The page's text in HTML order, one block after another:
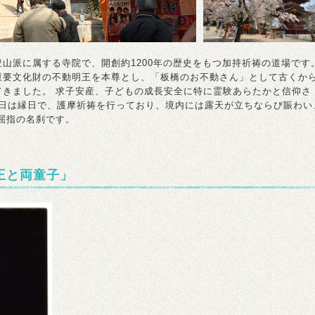
派に属する寺院で、開創約1200年の歴史をもつ加持祈祷の道場です
文化財の不動明王を本尊とし、「板橋のお不動さん」として古くか
ました。 求子安産、子どもの成長安全に特に霊験あらたかと信仰さ
は縁日で、護摩祈祷を行っており、境内には露天が立ちならび賑わい
の名刹です。
両童子」